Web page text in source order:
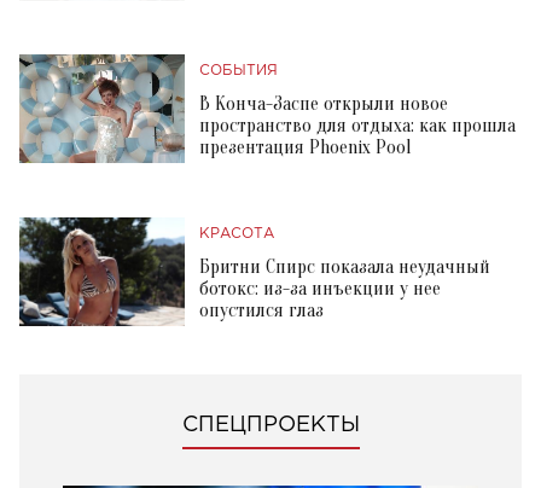
СОБЫТИЯ
В Конча-Заспе открыли новое
пространство для отдыха: как прошла
презентация Phoenix Pool
КРАСОТА
Бритни Спирс показала неудачный
ботокс: из-за инъекции у нее
опустился глаз
СПЕЦПРОЕКТЫ